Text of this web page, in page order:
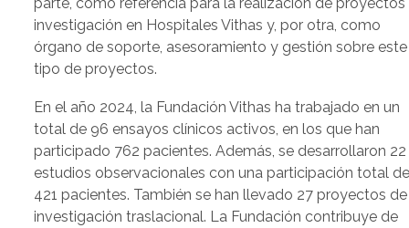
investigación en Hospitales Vithas y, por otra, como
órgano de soporte, asesoramiento y gestión sobre este
tipo de proyectos.
En el año 2024, la Fundación Vithas ha trabajado en un
total de 96 ensayos clínicos activos, en los que han
participado 762 pacientes. Además, se desarrollaron 22
estudios observacionales con una participación total
421 pacientes. También se han llevado 27 proyectos de
investigación traslacional. La Fundación contribuye de